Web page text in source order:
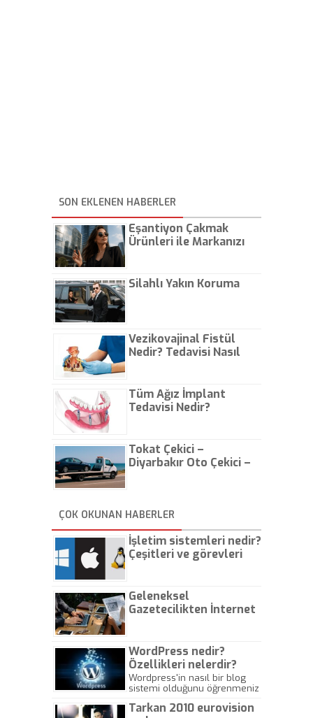
SON EKLENEN HABERLER
Eşantiyon Çakmak
Ürünleri ile Markanızı
Silahlı Yakın Koruma
Vezikovajinal Fistül
Nedir? Tedavisi Nasıl
Tüm Ağız İmplant
Tedavisi Nedir?
Tokat Çekici –
Diyarbakır Oto Çekici –
ÇOK OKUNAN HABERLER
İşletim sistemleri nedir?
Çeşitleri ve görevleri
Geleneksel
Gazetecilikten İnternet
WordPress nedir?
Özellikleri nelerdir?
Wordpress'in nasıl bir blog
sistemi olduğunu öğrenmeniz
Tarkan 2010 eurovision